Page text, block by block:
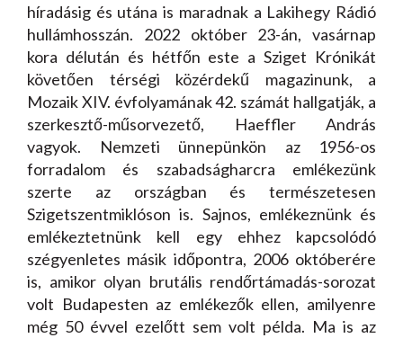
híradásig és utána is maradnak a Lakihegy Rádió
hullámhosszán. 2022 október 23-án, vasárnap
kora délután és hétfőn este a Sziget Krónikát
követően térségi közérdekű magazinunk, a
Mozaik XIV. évfolyamának 42. számát hallgatják, a
szerkesztő-műsorvezető, Haeffler András
vagyok. Nemzeti ünnepünkön az 1956-os
forradalom és szabadságharcra emlékezünk
szerte az országban és természetesen
Szigetszentmiklóson is. Sajnos, emlékeznünk és
emlékeztetnünk kell egy ehhez kapcsolódó
szégyenletes másik időpontra, 2006 októberére
is, amikor olyan brutális rendőrtámadás-sorozat
volt Budapesten az emlékezők ellen, amilyenre
még 50 évvel ezelőtt sem volt példa. Ma is az